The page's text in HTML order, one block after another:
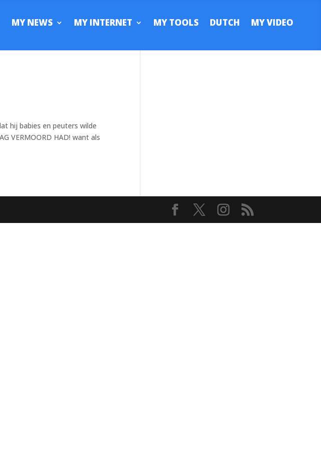
MY NEWS MY INTERNET MY TOOLS DUTCH MY VIDEO
hij babies en peuters wilde
VERMOORD HAD! want als